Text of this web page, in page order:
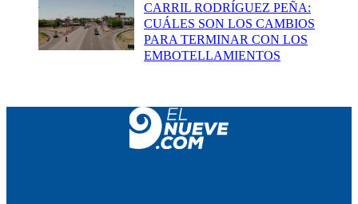
CARRIL RODRÍGUEZ PEÑA:
CUÁLES SON LOS CAMBIOS
PARA TERMINAR CON LOS
EMBOTELLAMIENTOS